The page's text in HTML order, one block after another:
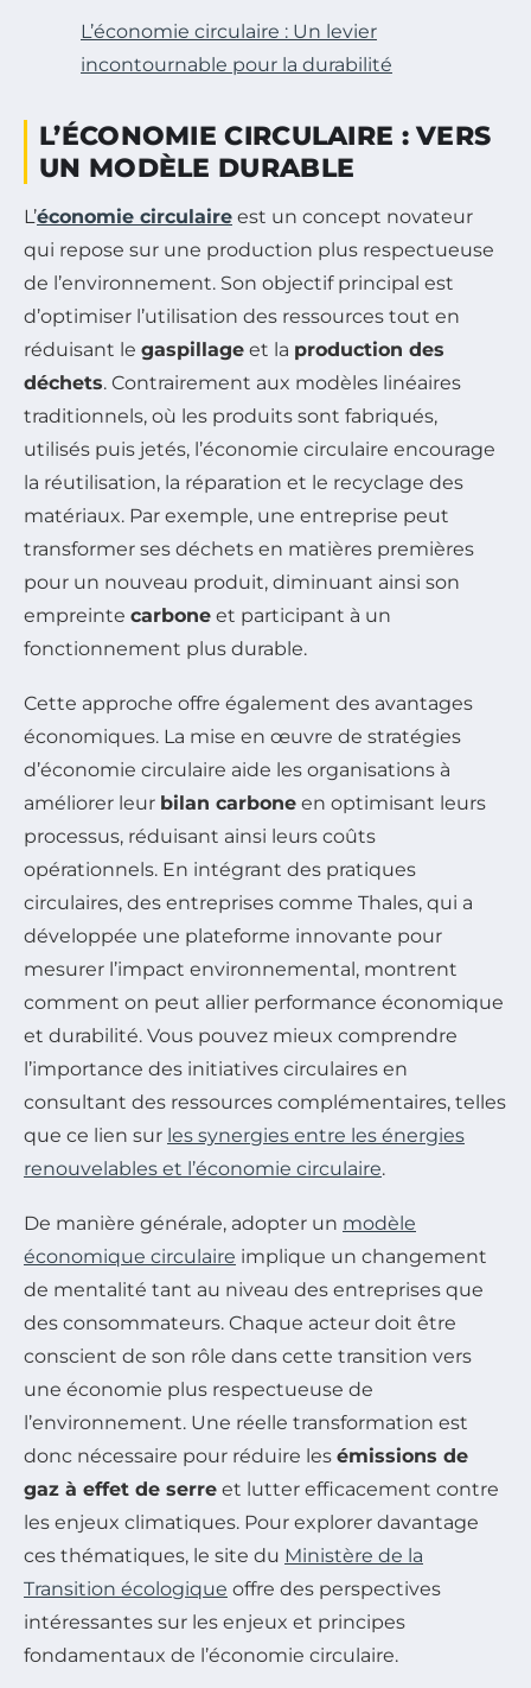
L’économie circulaire : Un levier
incontournable pour la durabilité
L’ÉCONOMIE CIRCULAIRE : VERS
UN MODÈLE DURABLE
L’économie circulaire est un concept novateur
qui repose sur une production plus respectueuse
de l’environnement. Son objectif principal est
d’optimiser l’utilisation des ressources tout en
réduisant le gaspillage et la production des
déchets. Contrairement aux modèles linéaires
traditionnels, où les produits sont fabriqués,
utilisés puis jetés, l’économie circulaire encourage
la réutilisation, la réparation et le recyclage des
matériaux. Par exemple, une entreprise peut
transformer ses déchets en matières premières
pour un nouveau produit, diminuant ainsi son
empreinte carbone et participant à un
fonctionnement plus durable.
Cette approche offre également des avantages
économiques. La mise en œuvre de stratégies
d’économie circulaire aide les organisations à
améliorer leur bilan carbone en optimisant leurs
processus, réduisant ainsi leurs coûts
opérationnels. En intégrant des pratiques
circulaires, des entreprises comme Thales, qui a
développée une plateforme innovante pour
mesurer l’impact environnemental, montrent
comment on peut allier performance économique
et durabilité. Vous pouvez mieux comprendre
l’importance des initiatives circulaires en
consultant des ressources complémentaires, telles
que ce lien sur les synergies entre les énergies
renouvelables et l’économie circulaire.
De manière générale, adopter un modèle
économique circulaire implique un changement
de mentalité tant au niveau des entreprises que
des consommateurs. Chaque acteur doit être
conscient de son rôle dans cette transition vers
une économie plus respectueuse de
l’environnement. Une réelle transformation est
donc nécessaire pour réduire les émissions de
gaz à effet de serre et lutter efficacement contre
les enjeux climatiques. Pour explorer davantage
ces thématiques, le site du Ministère de la
Transition écologique offre des perspectives
intéressantes sur les enjeux et principes
fondamentaux de l’économie circulaire.